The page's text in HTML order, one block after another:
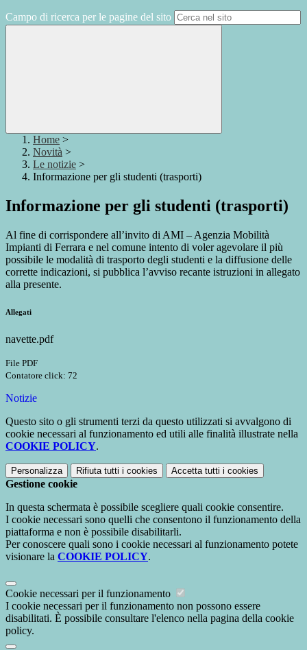
Campo di ricerca per le pagine del sito
Home >
Novità >
Le notizie >
Informazione per gli studenti (trasporti)
Informazione per gli studenti (trasporti)
Al fine di corrispondere all’invito di AMI – Agenzia Mobilità
Impianti di Ferrara e nel comune intento di voler agevolare il più
possibile le modalità di trasporto degli studenti e la diffusione delle
corrette indicazioni, si pubblica l’avviso recante istruzioni in allegato
alla presente.
Allegati
navette.pdf
File PDF
Contatore click: 72
Notizie
Questo sito o gli strumenti terzi da questo utilizzati si avvalgono di
cookie necessari al funzionamento ed utili alle finalità illustrate nella
COOKIE POLICY.
Personalizza Rifiuta tutti i cookies Accetta tutti i cookies
Gestione cookie
In questa schermata è possibile scegliere quali cookie consentire.
I cookie necessari sono quelli che consentono il funzionamento della
piattaforma e non è possibile disabilitarli.
Per conoscere quali sono i cookie necessari al funzionamento potete
visionare la COOKIE POLICY.
Cookie necessari per il funzionamento
I cookie necessari per il funzionamento non possono essere
disabilitati. È possibile consultare l'elenco nella pagina della cookie
policy.